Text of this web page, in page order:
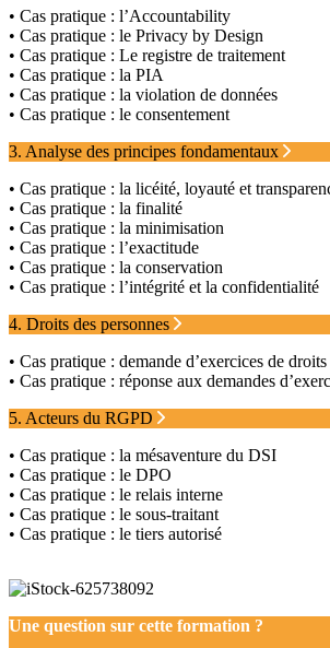
• Cas pratique : l’Accountability
• Cas pratique : le Privacy by Design
• Cas pratique : Le registre de traitement
• Cas pratique : la PIA
• Cas pratique : la violation de données
• Cas pratique : le consentement
3. Analyse des principes fondamentaux
• Cas pratique : la licéité, loyauté et
• Cas pratique : la finalité
• Cas pratique : la minimisation
• Cas pratique : l’exactitude
• Cas pratique : la conservation
• Cas pratique : l’intégrité et la confidentialité
4. Droits des personnes
• Cas pratique : demande d’exercices de
• Cas pratique : réponse aux demandes
5. Acteurs du RGPD
• Cas pratique : la mésaventure du DSI
• Cas pratique : le DPO
• Cas pratique : le relais interne
• Cas pratique : le sous-traitant
• Cas pratique : le tiers autorisé
Une question sur cette formation ?